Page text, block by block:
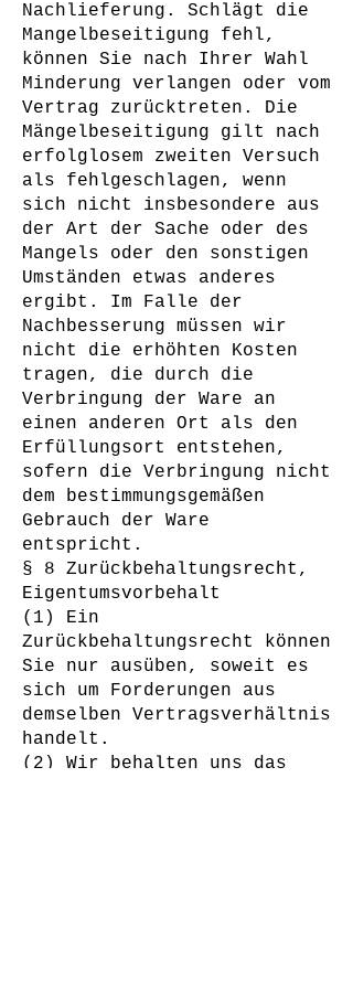
Nachlieferung. Schlägt die
Mangelbeseitigung fehl,
können Sie nach Ihrer Wahl
Minderung verlangen oder vom
Vertrag zurücktreten. Die
Mängelbeseitigung gilt nach
erfolglosem zweiten Versuch
als fehlgeschlagen, wenn
sich nicht insbesondere aus
der Art der Sache oder des
Mangels oder den sonstigen
Umständen etwas anderes
ergibt. Im Falle der
Nachbesserung müssen wir
nicht die erhöhten Kosten
tragen, die durch die
Verbringung der Ware an
einen anderen Ort als den
Erfüllungsort entstehen,
sofern die Verbringung nicht
dem bestimmungsgemäßen
Gebrauch der Ware
entspricht.
§ 8 Zurückbehaltungsrecht,
Eigentumsvorbehalt
(1) Ein
Zurückbehaltungsrecht können
Sie nur ausüben, soweit es
sich um Forderungen aus
demselben Vertragsverhältnis
handelt.
(2) Wir behalten uns das